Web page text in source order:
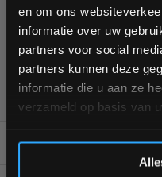
en om ons
informatie over uw
partners voor social
partners kunnen deze
informatie die u aan ze
verzameld op basis van
355 customers give us a
REVIEWS
Schrijf je in voor onze
blijven over onze
interessante info.